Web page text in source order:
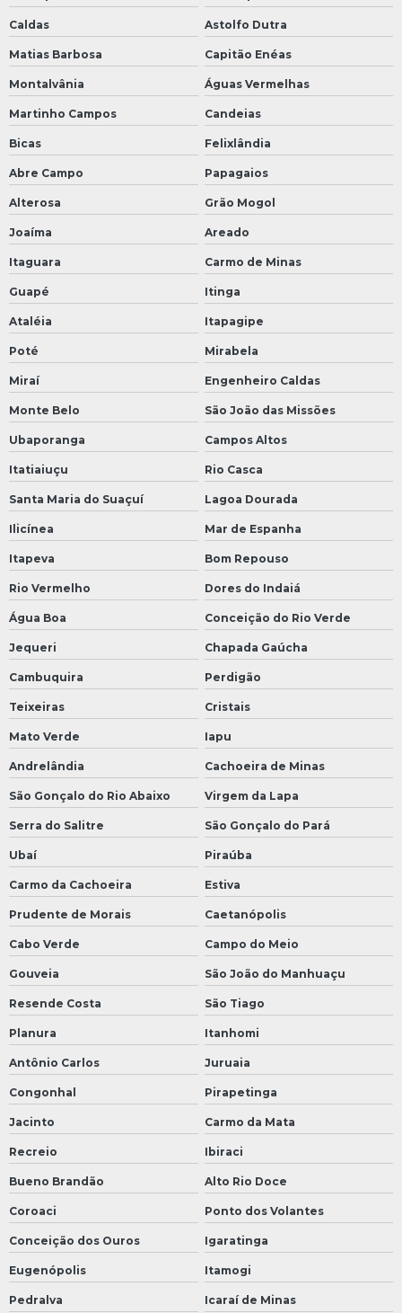
Caldas Astolfo Dutra
Matias Barbosa Capitão Enéas
Montalvânia Águas Vermelhas
Martinho Campos Candeias
Bicas Felixlândia
Abre Campo Papagaios
Alterosa Grão Mogol
Joaíma Areado
Itaguara Carmo de Minas
Guapé Itinga
Ataléia Itapagipe
Poté Mirabela
Miraí Engenheiro Caldas
Monte Belo São João das Missões
Ubaporanga Campos Altos
Itatiaiuçu Rio Casca
Santa Maria do Suaçuí Lagoa Dourada
Ilicínea Mar de Espanha
Itapeva Bom Repouso
Rio Vermelho Dores do Indaiá
Água Boa Conceição do Rio Verde
Jequeri Chapada Gaúcha
Cambuquira Perdigão
Teixeiras Cristais
Mato Verde Iapu
Andrelândia Cachoeira de Minas
São Gonçalo do Rio Abaixo Virgem da Lapa
Serra do Salitre São Gonçalo do Pará
Ubaí Piraúba
Carmo da Cachoeira Estiva
Prudente de Morais Caetanópolis
Cabo Verde Campo do Meio
Gouveia São João do Manhuaçu
Resende Costa São Tiago
Planura Itanhomi
Antônio Carlos Juruaia
Congonhal Pirapetinga
Jacinto Carmo da Mata
Recreio Ibiraci
Bueno Brandão Alto Rio Doce
Coroaci Ponto dos Volantes
Conceição dos Ouros Igaratinga
Eugenópolis Itamogi
Pedralva Icaraí de Minas